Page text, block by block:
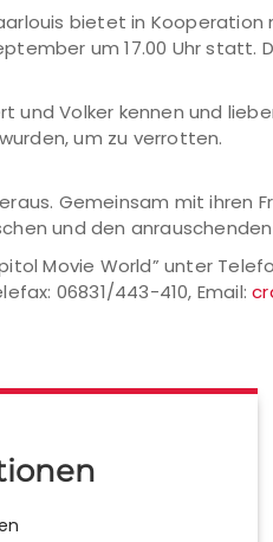
bietet in Kooperation
um 17.00 Uhr statt.
und Volker kennen und
um zu verrotten.
Gemeinsam mit
und den
Movie World” unter
06831/443-410, Email: